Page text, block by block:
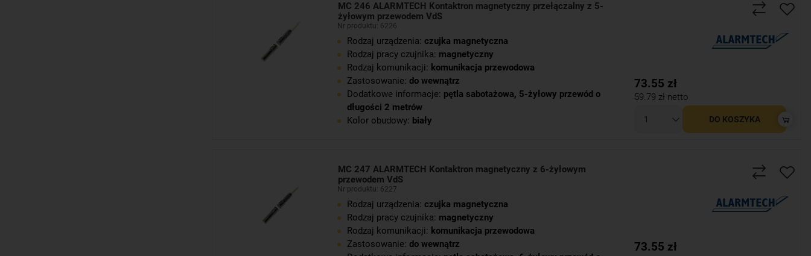
MC 246 ALARMTECH Kontaktron magnetyczny przełączalny z 5-
żyłowym przewodem VdS
Nr produktu: 6226
Rodzaj urządzenia: czujka magnetyczna
Rodzaj pracy czujnika: magnetyczny
Rodzaj komunikacji: komunikacja przewodowa
Zastosowanie: do wewnątrz
Dodatkowe informacje: pętla sabotażowa, 5-żyłowy przewód o
długości 2 metrów
Kolor obudowy: biały
73.55 zł
59.79 zł netto
DO KOSZYKA
MC 247 ALARMTECH Kontaktron magnetyczny z 6-żyłowym
przewodem VdS
Nr produktu: 6227
Rodzaj urządzenia: czujka magnetyczna
Rodzaj pracy czujnika: magnetyczny
Rodzaj komunikacji: komunikacja przewodowa
Zastosowanie: do wewnątrz
73.55 zł